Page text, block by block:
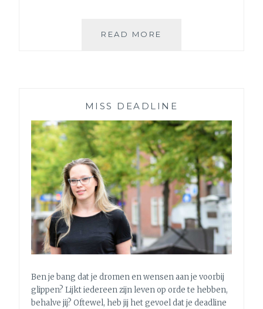
READ MORE
TRAINING
EN
DIT
IS
WAT
IK
ONTDEKTE…
(LES
1)
MISS DEADLINE
Ben je bang dat je dromen en wensen aan je voorbij
glippen? Lijkt iedereen zijn leven op orde te hebben,
behalve jij? Oftewel, heb jij het gevoel dat je deadline